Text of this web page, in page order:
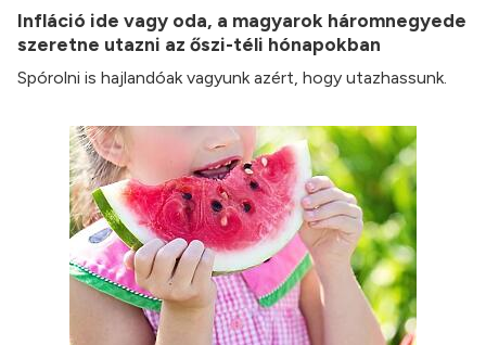
Infláció ide vagy oda, a magyarok háromnegyede
szeretne utazni az őszi-téli hónapokban
Spórolni is hajlandóak vagyunk azért, hogy utazhassunk.